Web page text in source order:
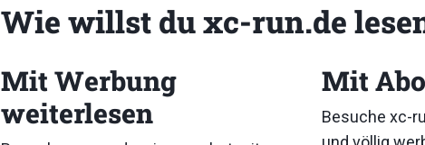
7
14
Wie willst du xc-run.de
Mit Werbung
weiterlesen
Mit Abo
Besuche xc-